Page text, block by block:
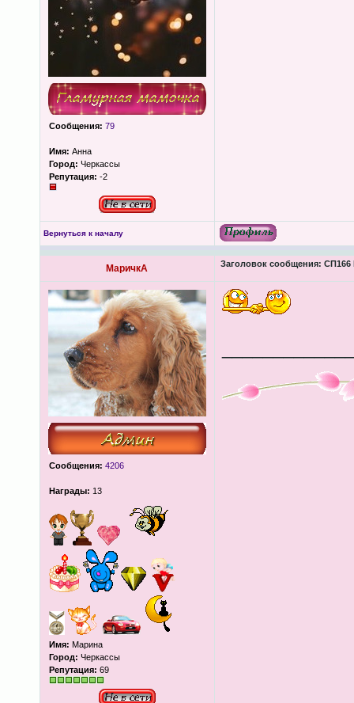
Сообщения: 79
Имя: Анна
Город: Черкассы
Репутация: -2
Вернуться к началу
МаричкА Заголовок сообщения: СП166
Сообщения: 4206
Награды: 13
Имя: Марина
Город: Черкассы
Репутация: 69